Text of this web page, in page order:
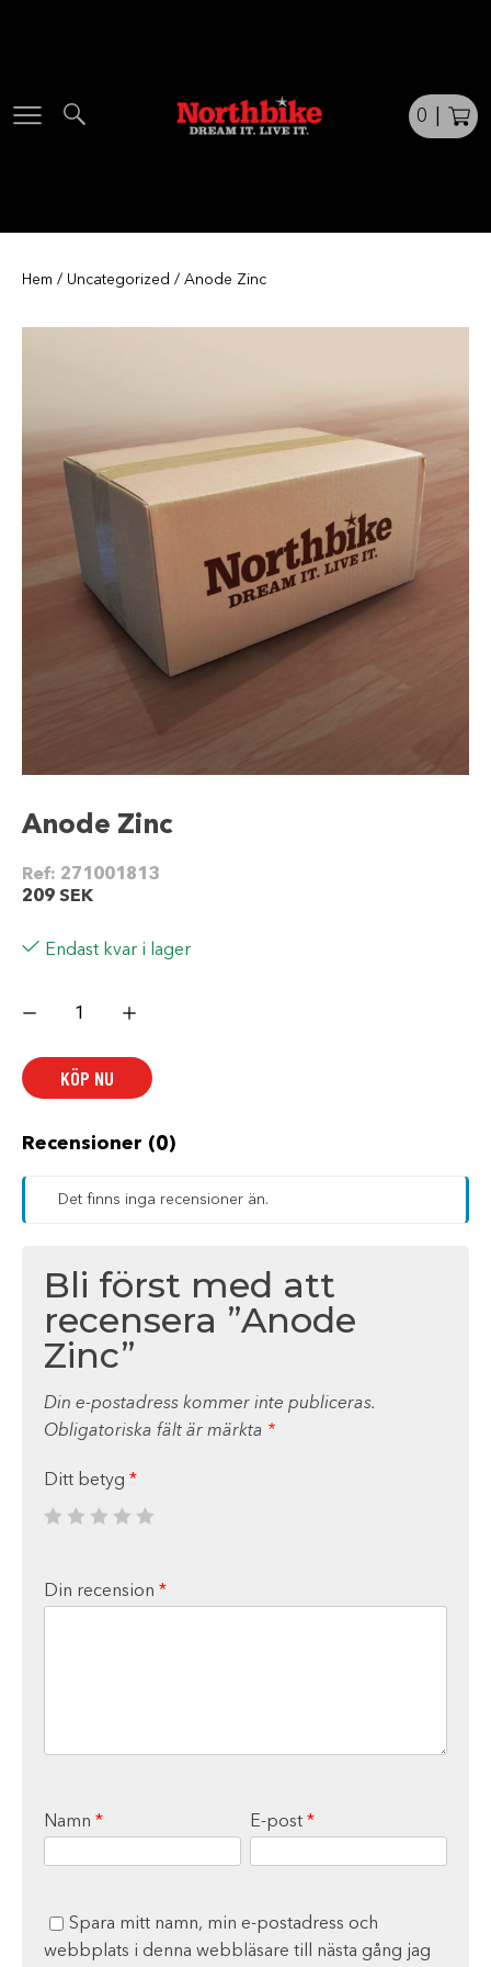
0
Hem / Uncategorized / Anode Zinc
Anode Zinc
Ref: 271001813
209 SEK
Endast kvar i lager
Zinc
KÖP NU
Recensioner (0)
Det finns inga recensioner än.
Bli först med att
recensera ”Anode
Zinc”
Din e-postadress kommer inte publiceras.
Obligatoriska fält är märkta *
Ditt betyg *
Din recension *
Namn * E-post *
Spara mitt namn, min e-postadress och
webbplats i denna webbläsare till nästa gång jag